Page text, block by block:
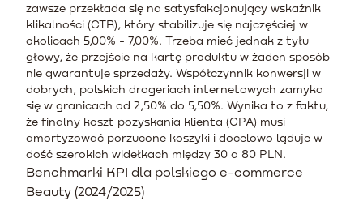
zawsze przekłada się na satysfakcjonujący wskaźnik
klikalności (CTR), który stabilizuje się najczęściej w
okolicach 5,00% - 7,00%. Trzeba mieć jednak z tyłu
głowy, że przejście na kartę produktu w żaden sposób
nie gwarantuje sprzedaży. Współczynnik konwersji w
dobrych, polskich drogeriach internetowych zamyka
się w granicach od 2,50% do 5,50%. Wynika to z faktu,
że finalny koszt pozyskania klienta (CPA) musi
amortyzować porzucone koszyki i docelowo ląduje w
dość szerokich widełkach między 30 a 80 PLN.
Benchmarki KPI dla polskiego e-commerce
Beauty (2024/2025)